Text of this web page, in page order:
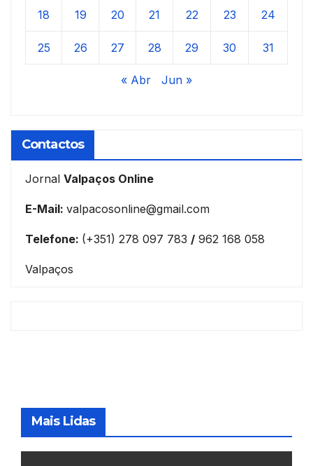
18 19 20 21 22 23 24
25 26 27 28 29 30 31
« Abr Jun »
Contactos
Jornal Valpaços Online
E-Mail: valpacosonline@gmail.com
Telefone: (+351) 278 097 783 / 962 168 058
Valpaços
Mais Lidas